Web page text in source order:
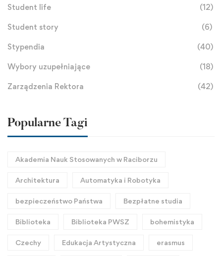
Student life (12)
Student story (6)
Stypendia (40)
Wybory uzupełniające (18)
Zarządzenia Rektora (42)
Popularne Tagi
Akademia Nauk Stosowanych w Raciborzu
Architektura Automatyka i Robotyka
bezpieczeństwo Państwa Bezpłatne studia
Biblioteka Biblioteka PWSZ bohemistyka
Czechy Edukacja Artystyczna erasmus